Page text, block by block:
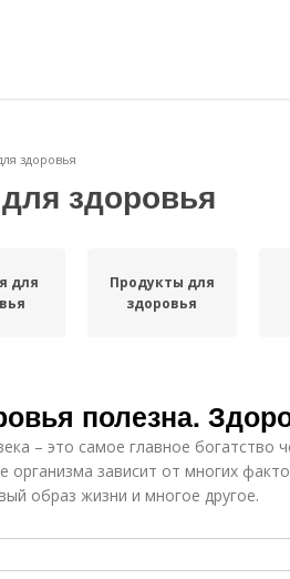
здоровья
здоровья
для
Продукты для
здоровья
полезна.
– это самое главное богатство
организма зависит от многих
образ жизни и многое другое.